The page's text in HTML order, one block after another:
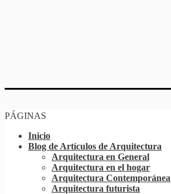
PÁGINAS
Inicio
Blog de Artículos de Arquitectura
Arquitectura en General
Arquitectura en el hogar
Arquitectura Contemporánea
Arquitectura futurista